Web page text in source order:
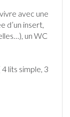
avec une
d’un insert,
un WC
lits simple, 3